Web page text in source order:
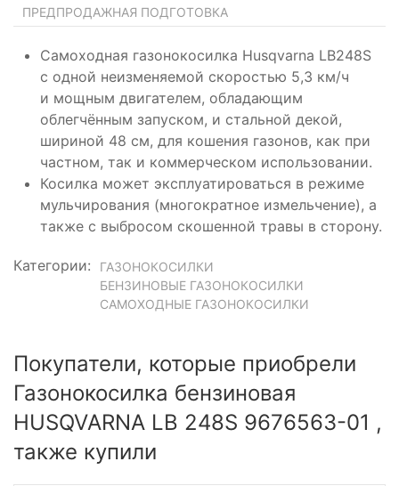
ПРЕДПРОДАЖНАЯ ПОДГОТОВКА
Самоходная газонокосилка Husqvarna LB248S
с одной неизменяемой скоростью 5,3 км/ч
и мощным двигателем, обладающим
облегчённым запуском, и стальной декой,
шириной 48 см, для кошения газонов, как при
частном, так и коммерческом использовании.
Косилка может эксплуатироваться в режиме
мульчирования (многократное измельчение), а
также с выбросом скошенной травы в сторону.
Категории:
ГАЗОНОКОСИЛКИ
БЕНЗИНОВЫЕ ГАЗОНОКОСИЛКИ
САМОХОДНЫЕ ГАЗОНОКОСИЛКИ
Покупатели, которые приобрели
Газонокосилка бензиновая
HUSQVARNA LB 248S 9676563-01 ,
также купили